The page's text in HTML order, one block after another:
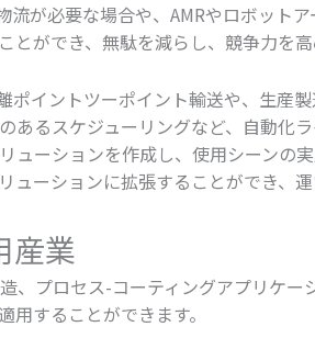
流が必要な場合や、AMRやロボット
とができ、無駄を減らし、競争力を高
ポイントツーポイント輸送や、生産
あるスケジューリングなど、自動化
ューションを作成し、使用シーンの
ューションに拡張することができ、
産業
、プロセス-コーティングアプリケ
用することができます。